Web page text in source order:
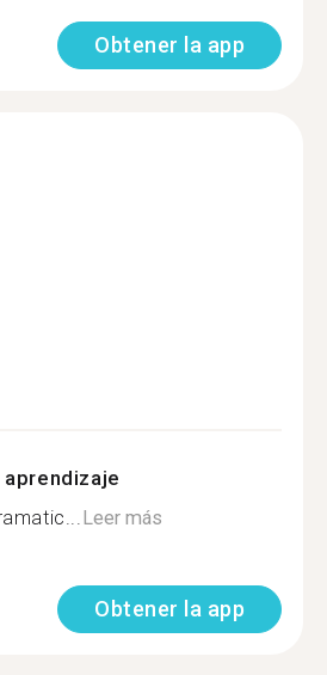
Obtener la app
Leer más
Obtener la app